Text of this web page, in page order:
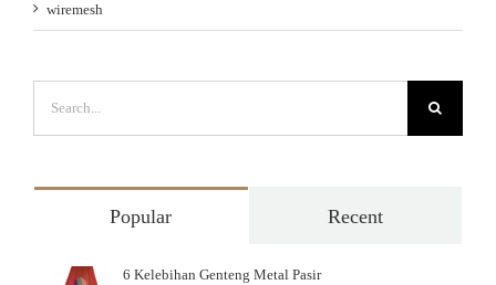
wiremesh
for:
Popular Recent
6 Kelebihan Genteng Metal Pasir